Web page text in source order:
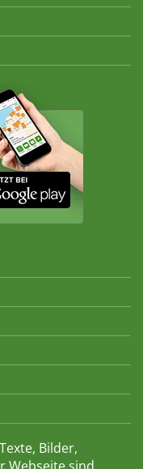
Bilder,
Webseite sind